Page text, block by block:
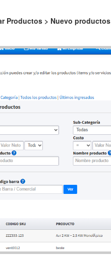
Productos > Nuevo productos